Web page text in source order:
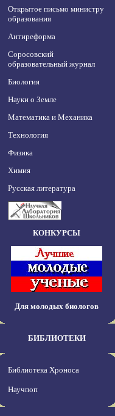
Открытое письмо министру
образования
Антиреформа
Соросовский
образовательный журнал
Биология
Науки о Земле
Математика и Механика
Технология
Физика
Химия
Русская литература
КОНКУРСЫ
Для молодых биологов
БИБЛИОТЕКИ
Библиотека Хроноса
Научпоп